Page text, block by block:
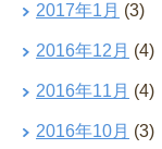
2017年1月 (3)
2016年12月 (4)
2016年11月 (4)
2016年10月 (3)